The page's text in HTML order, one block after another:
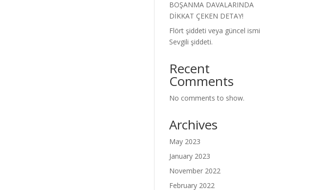
BOŞANMA DAVALARINDA
DİKKAT ÇEKEN DETAY!
Flört şiddeti veya güncel ismi
Sevgili şiddeti.
Recent
Comments
No comments to show.
Archives
May 2023
January 2023
November 2022
February 2022